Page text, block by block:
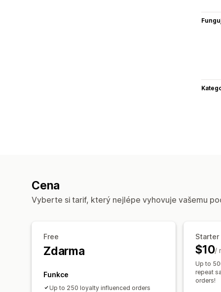
Cena
Vyberte si tarif, který nejlépe vyhovuje vašemu
Free
Zdarma
Funkce
Up to 250 loyalty influenced orders​
Starter
$10/
Up to
repeat
orders!